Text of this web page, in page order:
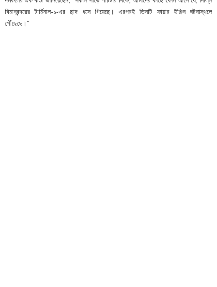
বিমানবন্দরের টার্মিনাল-১-এর ছাদ ধসে গিয়েছে। এরপরই তিনটি ফায়ার ইঞ্জিন ঘটনাস্থলে
পৌঁছেছে।”